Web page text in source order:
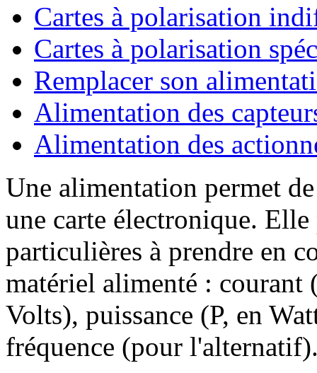
Cartes à polarisation
Cartes à polarisation
Remplacer son
Alimentation des
Alimentation des
Une alimentation permet
une carte électronique. Elle
particulières à prendre en
matériel alimenté : courant
Volts), puissance (P, en
fréquence (pour